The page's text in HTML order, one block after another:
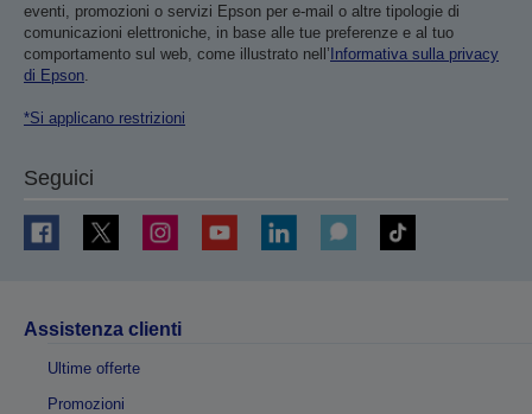
eventi, promozioni o servizi Epson per e-mail o altre tipologie di
comunicazioni elettroniche, in base alle tue preferenze e al tuo
comportamento sul web, come illustrato nell’Informativa sulla privacy
di Epson
*Si applicano restrizioni
Seguici
Assistenza clienti
Ultime offerte
Promozioni